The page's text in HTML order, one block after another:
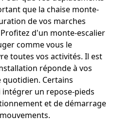
que la chaise monte-
de vos marches
d'un monte-escalier
comme vous le
toutes vos activités. Il est
réponde à vos
Certains
un repose-pieds
et de démarrage